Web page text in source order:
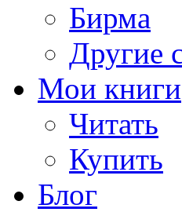
Бирма
Другие
Мои книги
Читать
Купить
Блог